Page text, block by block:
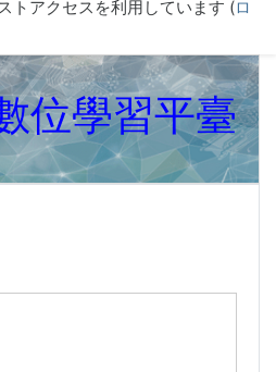
る
トアクセスを利用しています (ロ
位學習平臺